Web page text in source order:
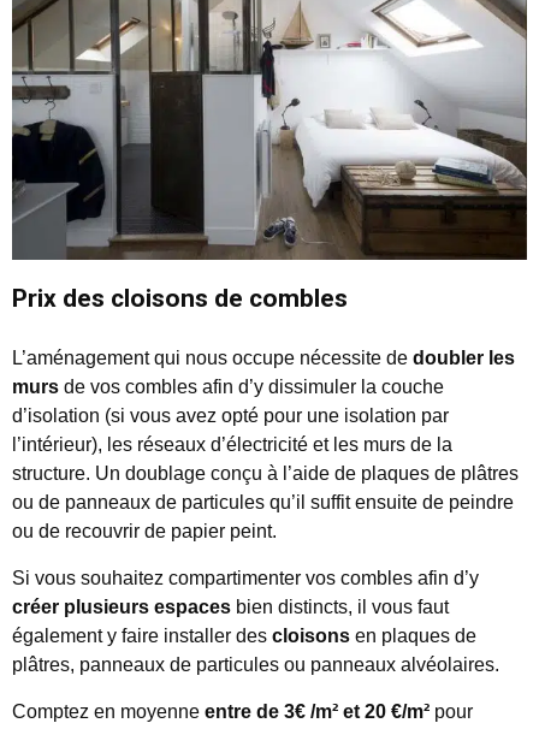
Prix des cloisons de combles
L’aménagement qui nous occupe nécessite de doubler les
murs de vos combles afin d’y dissimuler la couche
d’isolation (si vous avez opté pour une isolation par
l’intérieur), les réseaux d’électricité et les murs de la
structure. Un doublage conçu à l’aide de plaques de plâtres
ou de panneaux de particules qu’il suffit ensuite de peindre
ou de recouvrir de papier peint.
Si vous souhaitez compartimenter vos combles afin d’y
créer plusieurs espaces bien distincts, il vous faut
également y faire installer des cloisons en plaques de
plâtres, panneaux de particules ou panneaux alvéolaires.
Comptez en moyenne entre de 3€ /m² et 20 €/m² pour